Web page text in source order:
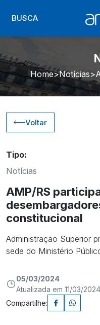
BUSCA
Home Notícias
Voltar
Tipo:
Notícias
AMP/RS
constitucional
Administração Superior
sede do Ministério
05/03/2024
Atualizada em 11/03/2024
Compartilhe: